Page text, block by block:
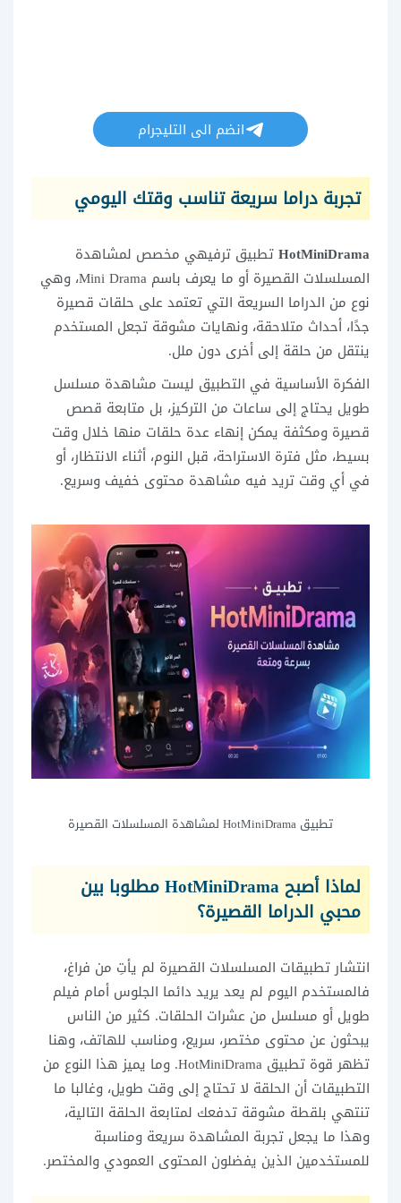
انضم الى التليجرام
تجربة دراما سريعة تناسب وقتك اليومي
HotMiniDramaتطبيق ترفيهي مخصص لمشاهدة
المسلسلات القصيرة أو ما يعرف باسم Mini Drama، وهي
نوع من الدراما السريعة التي تعتمد على حلقات قصيرة
جدًا، أحداث متلاحقة، ونهايات مشوقة تجعل المستخدم
ينتقل من حلقة إلى أخرى دون ملل.
الفكرة الأساسية في التطبيق ليست مشاهدة مسلسل
طويل يحتاج إلى ساعات من التركيز، بل متابعة قصص
قصيرة ومكثفة يمكن إنهاء عدة حلقات منها خلال وقت
بسيط، مثل فترة الاستراحة، قبل النوم، أثناء الانتظار، أو
في أي وقت تريد فيه مشاهدة محتوى خفيف وسريع.
تطبيق HotMiniDrama لمشاهدة المسلسلات القصيرة
لماذا أصبح HotMiniDrama مطلوبا بين
محبي الدراما القصيرة؟
انتشار تطبيقات المسلسلات القصيرة لم يأتِ من فراغ،
فالمستخدم اليوم لم يعد يريد دائما الجلوس أمام فيلم
طويل أو مسلسل من عشرات الحلقات. كثير من الناس
يبحثون عن محتوى مختصر، سريع، ومناسب للهاتف، وهنا
تظهر قوة تطبيق HotMiniDrama. وما يميز هذا النوع من
التطبيقات أن الحلقة لا تحتاج إلى وقت طويل، وغالبا ما
تنتهي بلقطة مشوقة تدفعك لمتابعة الحلقة التالية،
وهذا ما يجعل تجربة المشاهدة سريعة ومناسبة
للمستخدمين الذين يفضلون المحتوى العمودي والمختصر.